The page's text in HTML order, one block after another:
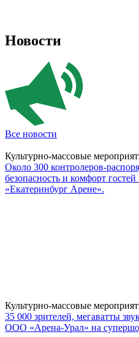
Новости
Все новости
Культурно-массовые
Около 300 контролеров-
безопасность и комфорт
«Екатеринбург Арене».
Культурно-массовые
35 000 зрителей, мегаватты
ООО «Арена-Урал» на